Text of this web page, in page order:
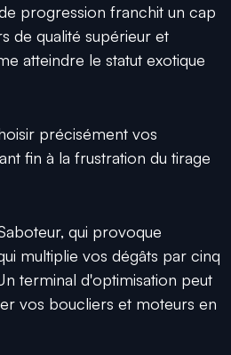
progression franchit un cap
de qualité supérieur et
atteindre le statut exotique
précisément vos
fin à la frustration du tirage
qui provoque
multiplie vos dégâts par cinq
terminal d'optimisation peut
vos boucliers et moteurs en